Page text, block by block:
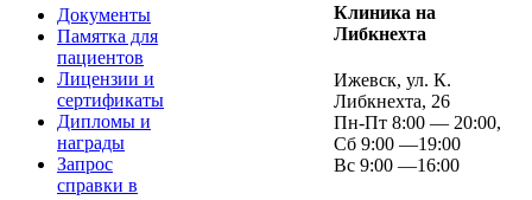
Документы
Памятка для
пациентов
Лицензии и
сертификаты
Дипломы и
награды
Запрос
справки в
Клиника на
Либкнехта
Ижевск, ул. К.
Либкнехта, 26
Пн-Пт 8:00 — 20:00,
Сб 9:00 —19:00
Вс 9:00 —16:00